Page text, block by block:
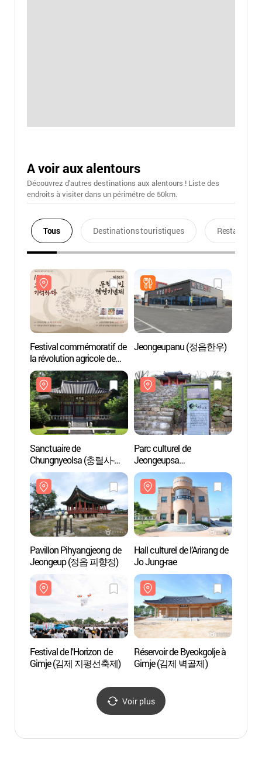
A voir aux alentours
Découvrez d'autres destinations aux alentours ! Liste des
endroits à visiter dans un périmétre de 50km.
Tous Destinations touristiques Restaurants
Festival commémoratif de
la révolution agricole de
Donghak
(동학농민혁명기념제)
Jeongeupanu (정읍한우)
Sanctuaire de
Chungnyeolsa (충렬사-
정읍)
Parc culturel de
Jeongeupsa
(정읍사문화공원)
Pavillon Pihyangjeong de
Jeongeup (정읍 피향정)
Hall culturel de l’Arirang de
Jo Jung-rae
Festival de l'Horizon de
Gimje (김제 지평선축제)
Réservoir de Byeokgolje à
Gimje (김제 벽골제)
Voir plus